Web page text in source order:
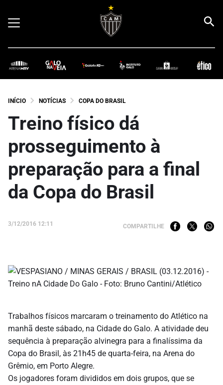
INÍCIO NOTÍCIAS COPA DO BRASIL
Treino físico dá
prosseguimento à
preparação para a final
da Copa do Brasil
3/12/2016 12:11 COMPARTILHE
Trabalhos físicos marcaram o treinamento do Atlético na
manhã deste sábado, na Cidade do Galo. A atividade deu
sequência à preparação alvinegra para a finalíssima da
Copa do Brasil, às 21h45 de quarta-feira, na Arena do
Grêmio, em Porto Alegre.
Os jogadores foram divididos em dois grupos, que se